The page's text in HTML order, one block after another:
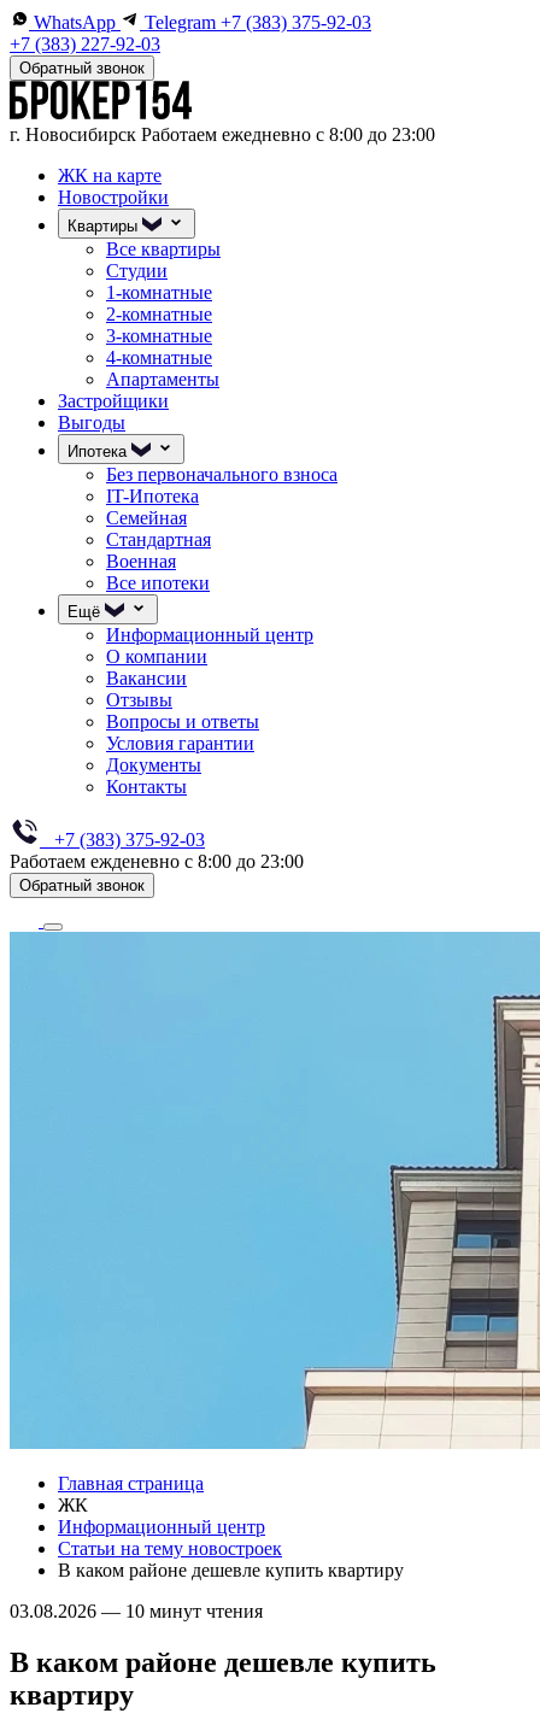
WhatsApp Telegram +7 (383) 375-92-03
+7 (383) 227-92-03
Обратный звонок
г. Новосибирск Работаем ежедневно с 8:00 до 23:00
ЖК на карте
Новостройки
Квартиры
Все квартиры
Студии
1-комнатные
2-комнатные
3-комнатные
4-комнатные
Апартаменты
Застройщики
Выгоды
Ипотека
Без первоначального взноса
IT-Ипотека
Семейная
Стандартная
Военная
Все ипотеки
Ещё
Информационный центр
О компании
Вакансии
Отзывы
Вопросы и ответы
Условия гарантии
Документы
Контакты
+7 (383) 375-92-03
Работаем ежденевно с 8:00 до 23:00
Обратный звонок
Главная страница
ЖК
Информационный центр
Статьи на тему новостроек
В каком районе дешевле купить квартиру
03.08.2026 — 10 минут чтения
В каком районе дешевле купить
квартиру